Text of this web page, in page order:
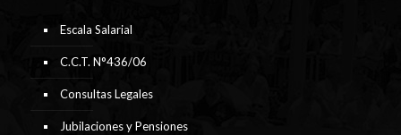
Escala Salarial
C.C.T. N°436/06
Consultas Legales
Jubilaciones y Pensiones